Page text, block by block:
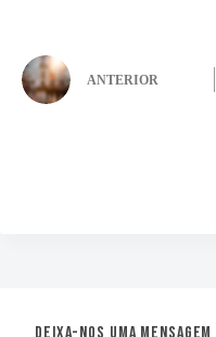
ANTERIOR